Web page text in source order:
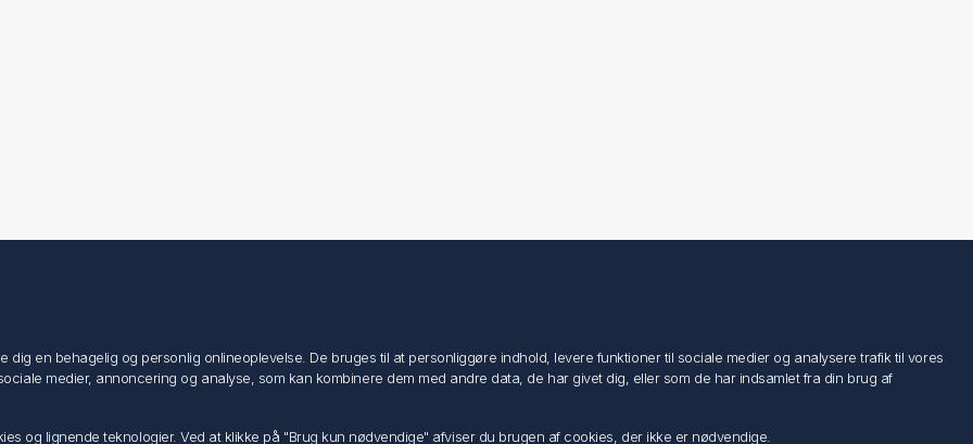
Ordrer
en behagelig og personlig onlineoplevelse. De bruges til at personliggøre indhold, levere funktioner til sociale medier og analysere trafik til vores
medier, annoncering og analyse, som kan kombinere dem med andre data, de har givet dig, eller som de har indsamlet fra din brug af
og lignende teknologier. Ved at klikke på "Brug kun nødvendige" afviser du brugen af cookies, der ikke er nødvendige.